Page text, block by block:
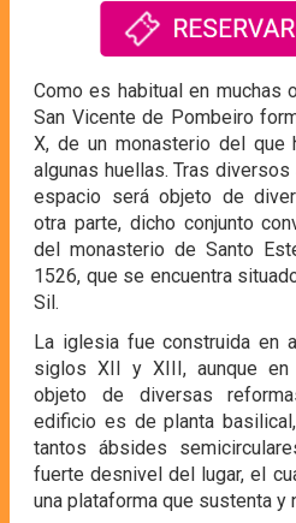
Como es habitual en muchas
San Vicente de Pombeiro
X, de un monasterio del que
algunas huellas. Tras
espacio será objeto de
otra parte, dicho conjunto
del monasterio de Santo
1526, que se encuentra
Sil.
La iglesia fue construida en
siglos XII y XIII, aunque
objeto de diversas
edificio es de planta
tantos ábsides
fuerte desnivel del lugar, el
una plataforma que sustenta y